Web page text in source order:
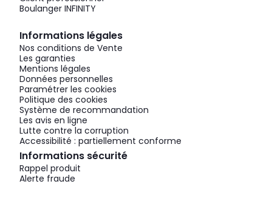
Boulanger INFINITY
Informations légales
Nos conditions de Vente
Les garanties
Mentions légales
Données personnelles
Paramétrer les cookies
Politique des cookies
Système de recommandation
Les avis en ligne
Lutte contre la corruption
Accessibilité : partiellement conforme
Informations sécurité
Rappel produit
Alerte fraude